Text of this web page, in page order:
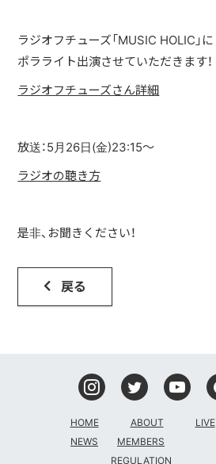
LIVE
DISCOGRAPHY
ラジオフチューズ「MUSIC HOLIC」に
ポラライト出演させていただきます！
ラジオフチューズさん詳細
放送：5月26日(金)23:15〜
ラジオの聴き方
是非、お聞きください！
戻る
HOME
NEWS
ABOUT
MEMBERS
REGULATION
LIVE